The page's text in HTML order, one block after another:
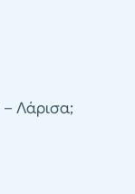
Λάρισα;